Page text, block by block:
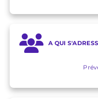
A QUI